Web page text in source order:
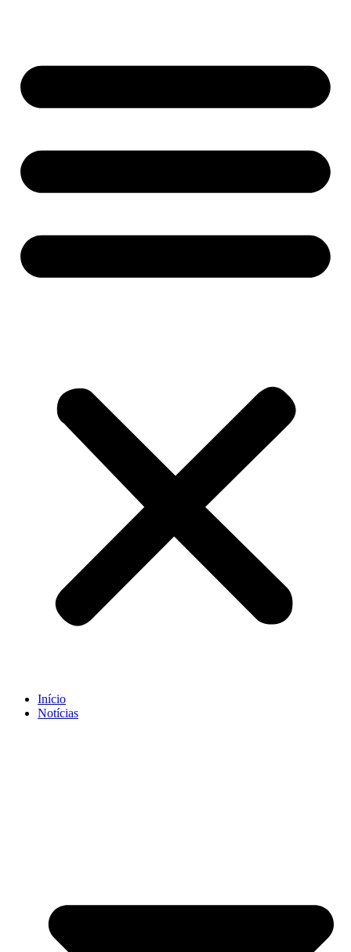
Início
Notícias